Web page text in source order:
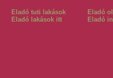
Eladó tuti lakások
Eladó
Eladó lakások itt Eladó